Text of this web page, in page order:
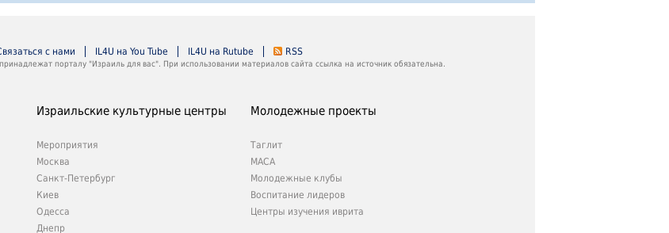
с нами IL4U на You Tube IL4U на Rutube RSS
порталу "Израиль для вас". При использовании материалов сайта ссылка на источник обязательна.
Израильские культурные центры
Мероприятия
Москва
Санкт-Петербург
Киев
Одесса
Днепр
Молодежные проекты
Таглит
МАСА
Молодежные клубы
Воспитание лидеров
Центры изучения иврита